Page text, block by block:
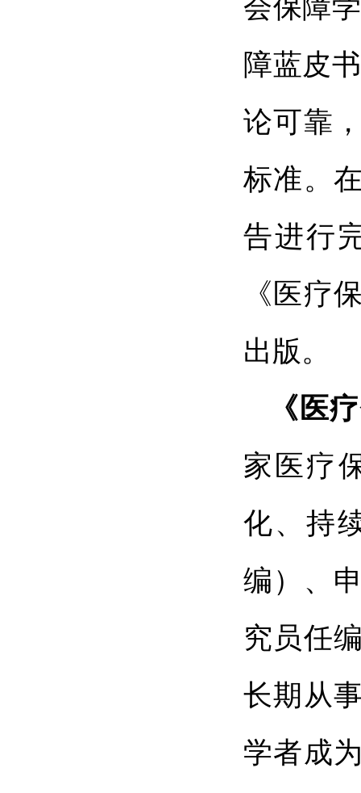
会保障
障蓝皮
论可靠
标准。
告进行
《医疗
出版。
《医
家医疗
化、持
编）、
究员任
长期从
学者成